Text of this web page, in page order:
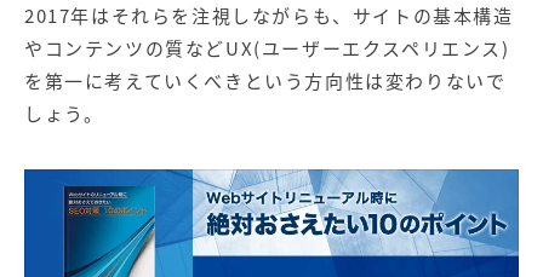
2017年はそれらを注視しながらも、サイトの基本構造
やコンテンツの質などUX(ユーザーエクスペリエンス)
を第一に考えていくべきという方向性は変わりないで
しょう。